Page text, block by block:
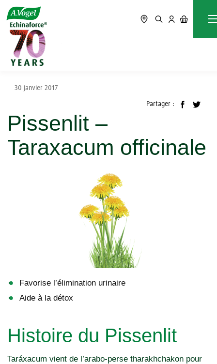
Accueil
Pissenlit – Taraxacum officinale
30 janvier 2017
Partager :
Pissenlit –
Taraxacum officinale
Favorise l’élimination urinaire
Aide à la détox
Histoire du Pissenlit
Taráxacum vient de l’arabo-perse tharakhchakon pour